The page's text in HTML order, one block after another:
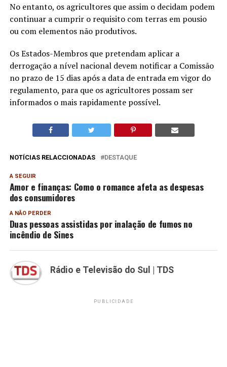
No entanto, os agricultores que assim o decidam podem
continuar a cumprir o requisito com terras em pousio
ou com elementos não produtivos.
Os Estados-Membros que pretendam aplicar a
derrogação a nível nacional devem notificar a Comissão
no prazo de 15 dias após a data de entrada em vigor do
regulamento, para que os agricultores possam ser
informados o mais rapidamente possível.
NOTÍCIAS RELACCIONADAS DESTAQUE
A SEGUIR
Amor e finanças: Como o romance afeta as despesas
dos consumidores
A NÃO PERDER
Duas pessoas assistidas por inalação de fumos no
incêndio de Sines
Rádio e Televisão do Sul | TDS
PUBLICIDADE